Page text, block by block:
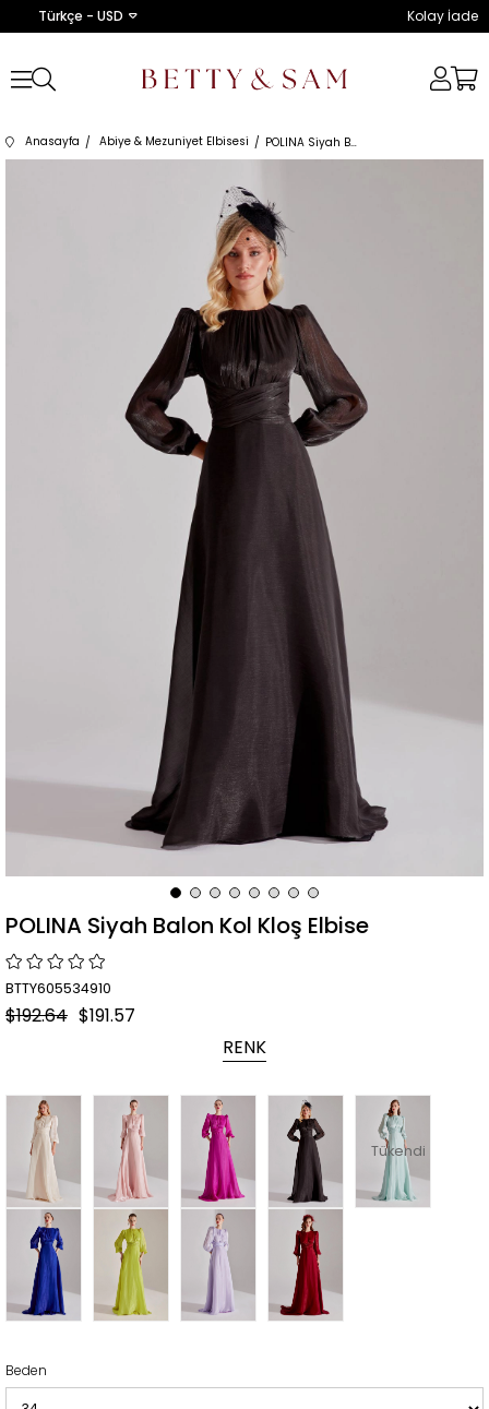
Türkçe - USD Kolay İade
Anasayfa Abiye & Mezuniyet Elbisesi POLINA Siyah Balon Kol Kloş Elbise
POLINA Siyah Balon Kol Kloş Elbise
BTTY605534910
$192.64 $191.57
RENK
Tükendi
Beden